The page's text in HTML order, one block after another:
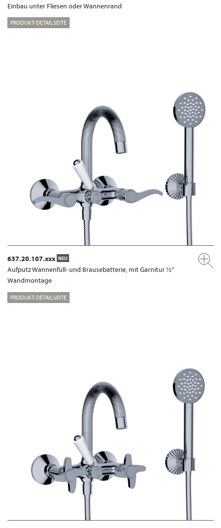
Einbau unter Fliesen oder Wannenrand
PRODUKT-DETAILSEITE
637.20.107.xxx NEU
Aufputz Wannenfüll- und Brausebatterie, mit Garnitur ½“
Wandmontage
PRODUKT-DETAILSEITE